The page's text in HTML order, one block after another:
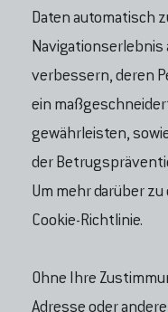
Daten automatisch
Navigationserlebnis
verbessern, deren
ein
gewährleisten,
der
Um mehr darüber
Cookie-Richtlinie.
Ohne Ihre
Adresse oder